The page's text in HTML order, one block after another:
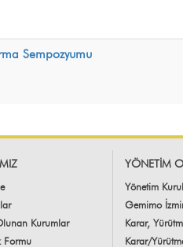
Sempozyumu
Kurumlar
Formu
YÖNETİM
Yönetim
Gemimo
Karar,
Karar/